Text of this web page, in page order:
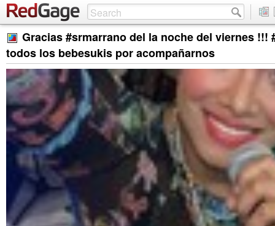
Gracias #srmarrano del la noche del viernes !!!
todos los bebesukis por acompañarnos